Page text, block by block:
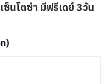
ซ็นโตซ่า มีฟรีเดย์ 3วัน